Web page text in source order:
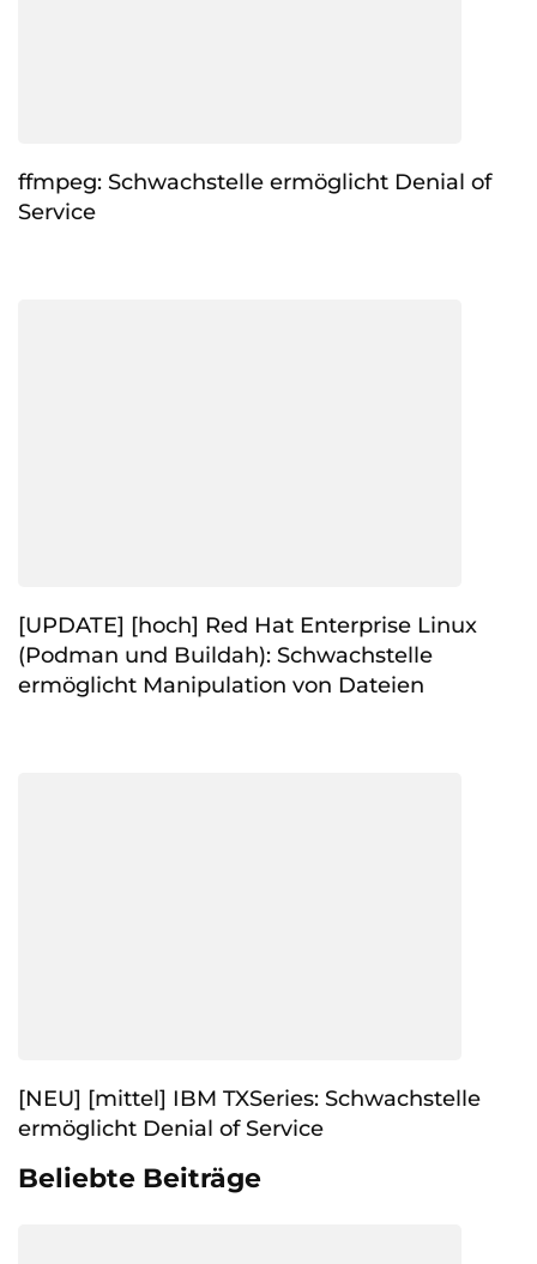
ffmpeg: Schwachstelle ermöglicht Denial of
Service
[UPDATE] [hoch] Red Hat Enterprise Linux
(Podman und Buildah): Schwachstelle
ermöglicht Manipulation von Dateien
[NEU] [mittel] IBM TXSeries: Schwachstelle
ermöglicht Denial of Service
Beliebte Beiträge